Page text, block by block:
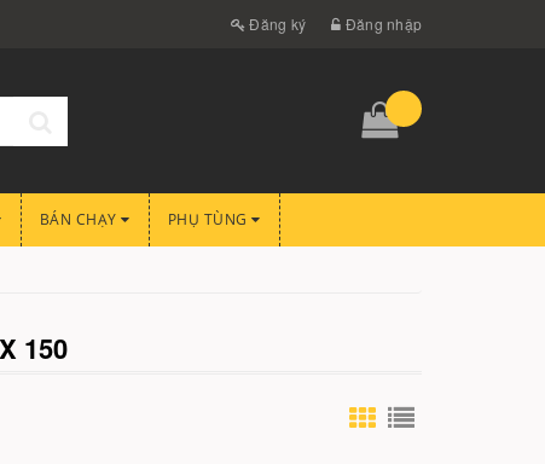
Đăng ký Đăng nhập
BÁN CHẠY PHỤ TÙNG
150